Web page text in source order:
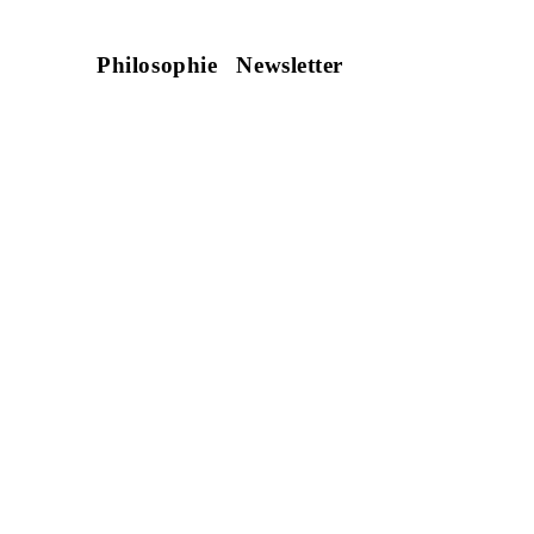
Philosophie Newsletter